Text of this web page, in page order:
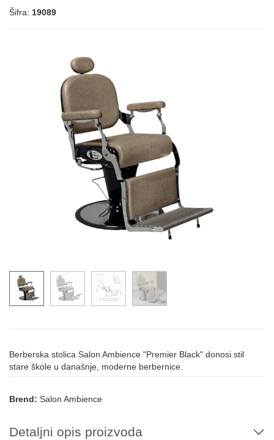
Šifra: 19089
Berberska stolica Salon Ambience "Premier Black" donosi stil
stare škole u današnje, moderne berbernice.
Brend: Salon Ambience
Detaljni opis proizvoda